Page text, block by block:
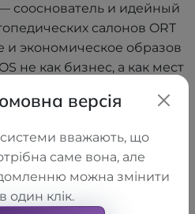
сооснователь и идейный
салонов ORT
и экономическое образов
не как бизнес, а как мест
предприятие LL
сеть салонов. Благода
процессов — от произв
с конечным потребите
всеукраинскую сет
версія
системи вважають, що
саме вона, але
можна змінити
один клік.